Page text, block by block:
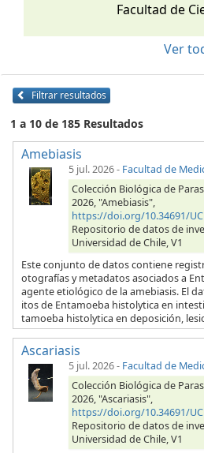
Facultad de
Ver
Filtrar resultados
1 a 10 de 185 Resultados
Amebiasis
5 jul. 2026- Facultad de
Colección Biológica de
2026, "Amebiasis",
https://doi.org/10.34691/
Repositorio de datos de
Universidad de Chile, V1
Este conjunto de datos contiene
otografías y metadatos asociados a
agente etiológico de la amebiasis. El
itos de Entamoeba histolytica en
tamoeba histolytica en deposición,
Ascariasis
5 jul. 2026- Facultad de
Colección Biológica de
2026, "Ascariasis",
https://doi.org/10.34691/
Repositorio de datos de
Universidad de Chile, V1